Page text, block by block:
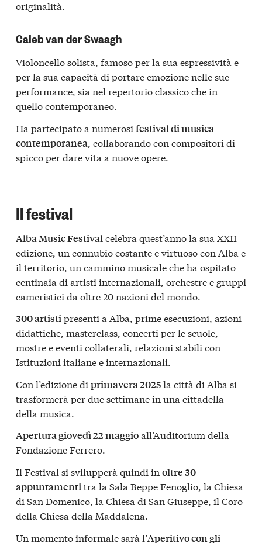
originalità.
Caleb van der Swaagh
Violoncello solista, famoso per la sua espressività e
per la sua capacità di portare emozione nelle sue
performance, sia nel repertorio classico che in
quello contemporaneo.
Ha partecipato a numerosi festival di musica
contemporanea, collaborando con compositori di
spicco per dare vita a nuove opere.
Il festival
Alba Music Festival celebra quest’anno la sua XXII
edizione, un connubio costante e virtuoso con Alba e
il territorio, un cammino musicale che ha ospitato
centinaia di artisti internazionali, orchestre e gruppi
cameristici da oltre 20 nazioni del mondo.
300 artistipresenti a Alba, prime esecuzioni, azioni
didattiche, masterclass, concerti per le scuole,
mostre e eventi collaterali, relazioni stabili con
Istituzioni italiane e internazionali.
Con l’edizione di primavera 2025la città di Alba si
trasformerà per due settimane in una cittadella
della musica.
Apertura giovedì 22 maggioall’Auditorium della
Fondazione Ferrero.
Il Festival si svilupperà quindi in oltre 30
appuntamentitra la Sala Beppe Fenoglio, la Chiesa
di San Domenico, la Chiesa di San Giuseppe, il Coro
della Chiesa della Maddalena.
Un momento informale sarà l’Aperitivo con gli